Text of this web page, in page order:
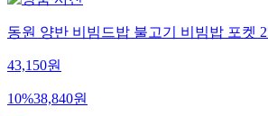
동원 양반 비빔드밥 불고기 비빔밥 포켓
43,150원
10%38,840원